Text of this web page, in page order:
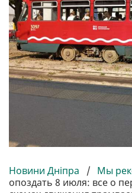
Новини Дніпра / Мы
опоздать 8 июля: все о